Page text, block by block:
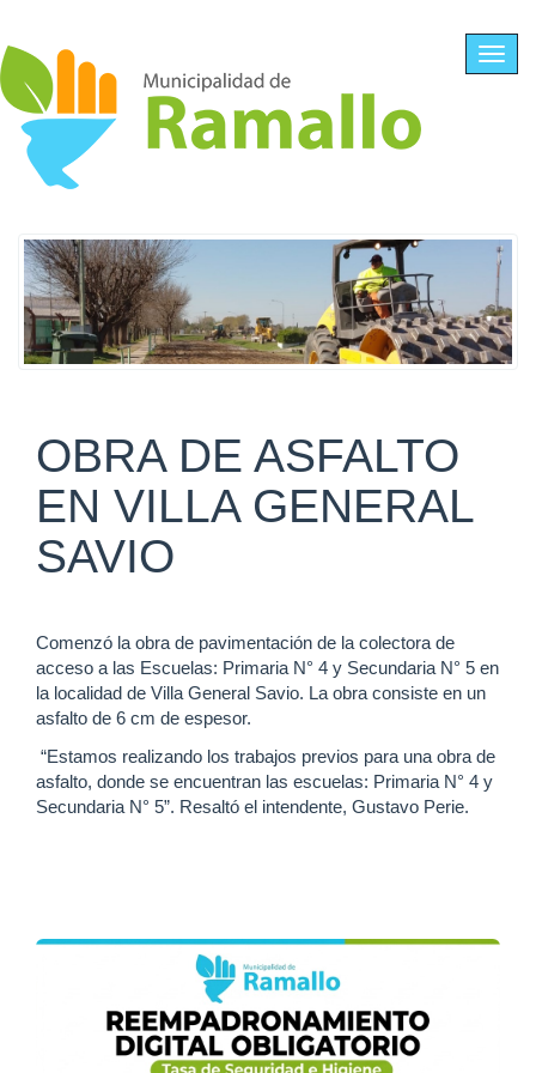
OBRA DE ASFALTO
EN VILLA GENERAL
SAVIO
Comenzó la obra de pavimentación de la colectora de
acceso a las Escuelas: Primaria N° 4 y Secundaria N° 5 en
la localidad de Villa General Savio. La obra consiste en un
asfalto de 6 cm de espesor.
“Estamos realizando los trabajos previos para una obra de
asfalto, donde se encuentran las escuelas: Primaria N° 4 y
Secundaria N° 5”. Resaltó el intendente, Gustavo Perie.